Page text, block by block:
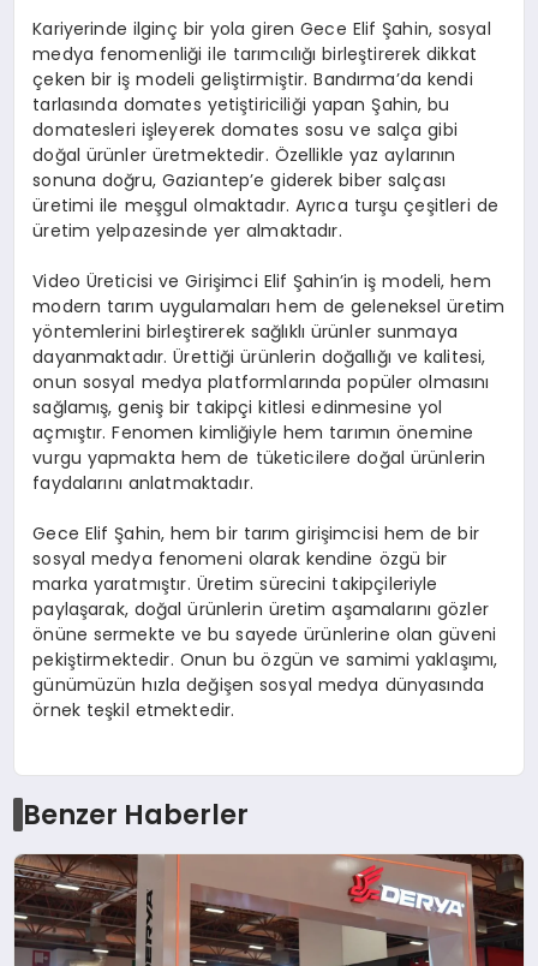
Kariyerinde ilginç bir yola giren Gece Elif Şahin, sosyal
medya fenomenliği ile tarımcılığı birleştirerek dikkat
çeken bir iş modeli geliştirmiştir. Bandırma’da kendi
tarlasında domates yetiştiriciliği yapan Şahin, bu
domatesleri işleyerek domates sosu ve salça gibi
doğal ürünler üretmektedir. Özellikle yaz aylarının
sonuna doğru, Gaziantep’e giderek biber salçası
üretimi ile meşgul olmaktadır. Ayrıca turşu çeşitleri de
üretim yelpazesinde yer almaktadır.
Video Üreticisi ve Girişimci Elif Şahin’in iş modeli, hem
modern tarım uygulamaları hem de geleneksel üretim
yöntemlerini birleştirerek sağlıklı ürünler sunmaya
dayanmaktadır. Ürettiği ürünlerin doğallığı ve kalitesi,
onun sosyal medya platformlarında popüler olmasını
sağlamış, geniş bir takipçi kitlesi edinmesine yol
açmıştır. Fenomen kimliğiyle hem tarımın önemine
vurgu yapmakta hem de tüketicilere doğal ürünlerin
faydalarını anlatmaktadır.
Gece Elif Şahin, hem bir tarım girişimcisi hem de bir
sosyal medya fenomeni olarak kendine özgü bir
marka yaratmıştır. Üretim sürecini takipçileriyle
paylaşarak, doğal ürünlerin üretim aşamalarını gözler
önüne sermekte ve bu sayede ürünlerine olan güveni
pekiştirmektedir. Onun bu özgün ve samimi yaklaşımı,
günümüzün hızla değişen sosyal medya dünyasında
örnek teşkil etmektedir.
Benzer Haberler